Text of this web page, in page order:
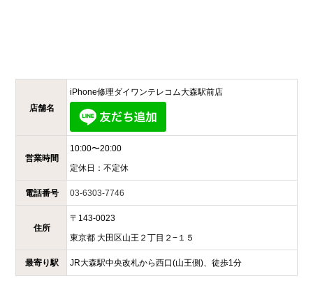
店舗名
iPhone修理ダイワンテレコム大森駅前店
営業時間
10:00〜20:00
定休日： 不定休
電話番号 03-6303-7746
住所
〒 143-0023
東京都 大田区山王２丁目２−１５
最寄り駅 JR大森駅中央改札から西口(山王側)、徒歩1分